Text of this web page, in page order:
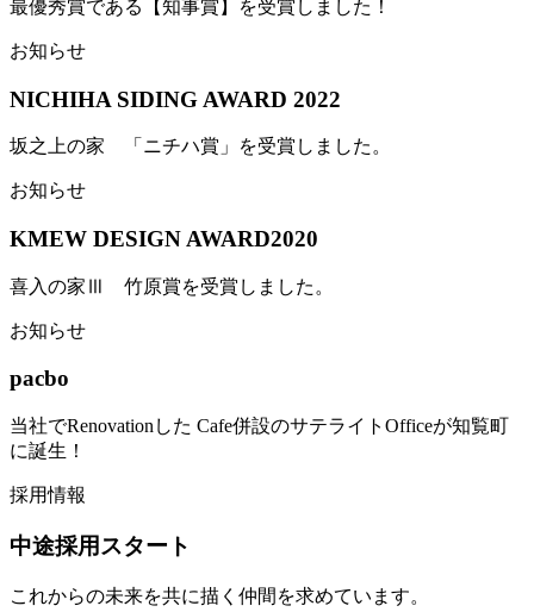
最優秀賞である【知事賞】を受賞しました！
お知らせ
NICHIHA SIDING AWARD 2022
坂之上の家 「ニチハ賞」を受賞しました。
お知らせ
KMEW DESIGN AWARD2020
喜入の家Ⅲ 竹原賞を受賞しました。
お知らせ
pacbo
当社でRenovationした Cafe併設のサテライトOfficeが知覧町
に誕生！
採用情報
中途採用スタート
これからの未来を共に描く仲間を求めています。